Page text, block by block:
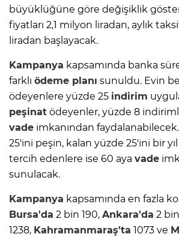
büyüklüğüne göre değişiklik
fiyatları 2,1 milyon liradan, aylık
liradan başlayacak.
Kampanya kapsamında banka
farklı ödeme planı sunuldu. Evin
ödeyenlere yüzde 25 indirim
peşinat ödeyenler, yüzde 8
vade imkanından
25'ini peşin, kalan yüzde 25'ini bir
tercih edenlere ise 60 aya vade
sunulacak.
Kampanya kapsamında en fazla
Bursa'da 2 bin 190, Ankara'da 2
1238, Kahramanmaraş'ta 1073 ve